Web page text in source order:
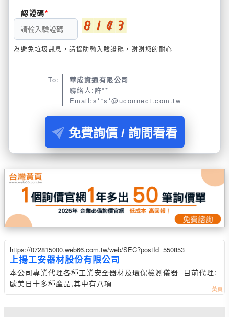
認證碼
為避免垃圾訊息，請協助輸入驗證碼，謝謝您的耐心
To:
華成資通有限公司
聯絡人:許**
Email:s**s*@uconnect.com.tw
免費詢價 / 詢問看看
https://072815000.web66.com.tw/web/SEC?postId=550853
上揚工安器材股份有限公司
本公司專業代理各種工業安全器材及環保檢測儀器 目前代理:
歐美日十多種產品,其中有八項